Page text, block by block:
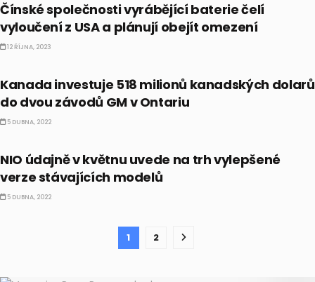
Čínské společnosti vyrábějící baterie čelí
vyloučení z USA a plánují obejít omezení
12 ŘÍJNA, 2023
Kanada investuje 518 milionů kanadských dolarů
do dvou závodů GM v Ontariu
5 DUBNA, 2022
NIO údajně v květnu uvede na trh vylepšené
verze stávajících modelů
5 DUBNA, 2022
1 2